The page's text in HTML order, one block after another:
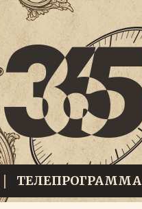
ТЕЛЕПРОГРАММА